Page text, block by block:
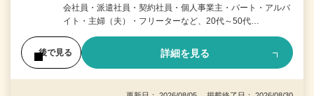
会社員・派遣社員・契約社員・個人事業主・パート・アルバ
イト・主婦（夫）・フリーターなど、20代～50代…
後で見る 詳細を見る